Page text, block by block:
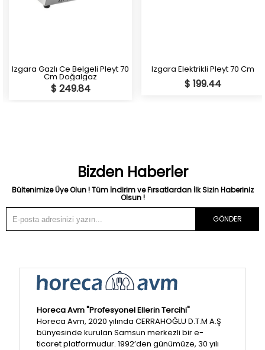
Izgara Gazlı Ce Belgeli Pleyt 70
Cm Doğalgaz
$ 249.84
Izgara Elektrikli Pleyt 70 Cm
$ 199.44
Bizden Haberler
Bültenimize Üye Olun ! Tüm İndirim ve Fırsatlardan İlk Sizin Haberiniz
Olsun !
GÖNDER
Horeca Avm "Profesyonel Ellerin Tercihi"
Horeca Avm, 2020 yılında CERRAHOĞLU D.T.M A.Ş
bünyesinde kurulan Samsun merkezli bir e-
ticaret platformudur. 1992’den günümüze, 30 yılı